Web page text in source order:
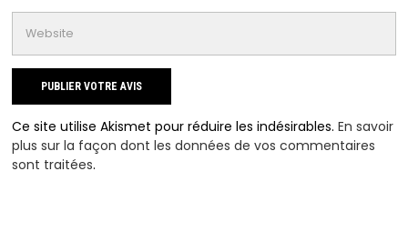
Ce site utilise Akismet pour réduire les indésirables.En savoir
plus sur la façon dont les données de vos commentaires
sont traitées.